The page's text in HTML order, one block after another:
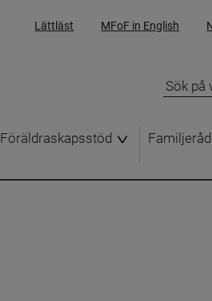
Lättläst MFoF in English
Föräldraskapsstöd